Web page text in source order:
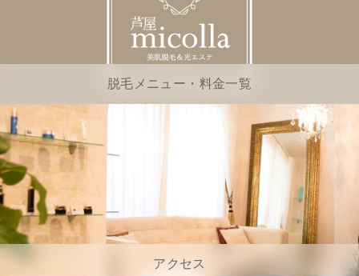
脱毛メニュー・料金一覧
アクセス